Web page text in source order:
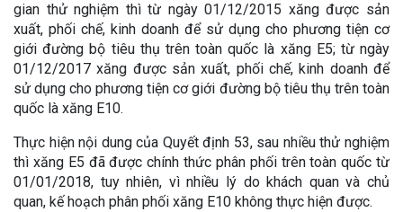
gian thử nghiệm thì từ ngày 01/12/2015 xăng được sản
xuất, phối chế, kinh doanh để sử dụng cho phương tiện cơ
giới đường bộ tiêu thụ trên toàn quốc là xăng E5; từ ngày
01/12/2017 xăng được sản xuất, phối chế, kinh doanh để
sử dụng cho phương tiện cơ giới đường bộ tiêu thụ trên toàn
quốc là xăng E10.
Thực hiện nội dung của Quyết định 53, sau nhiều thử nghiệm
thì xăng E5 đã được chính thức phân phối trên toàn quốc từ
01/01/2018, tuy nhiên, vì nhiều lý do khách quan và chủ
quan, kế hoạch phân phối xăng E10 không thực hiện được.